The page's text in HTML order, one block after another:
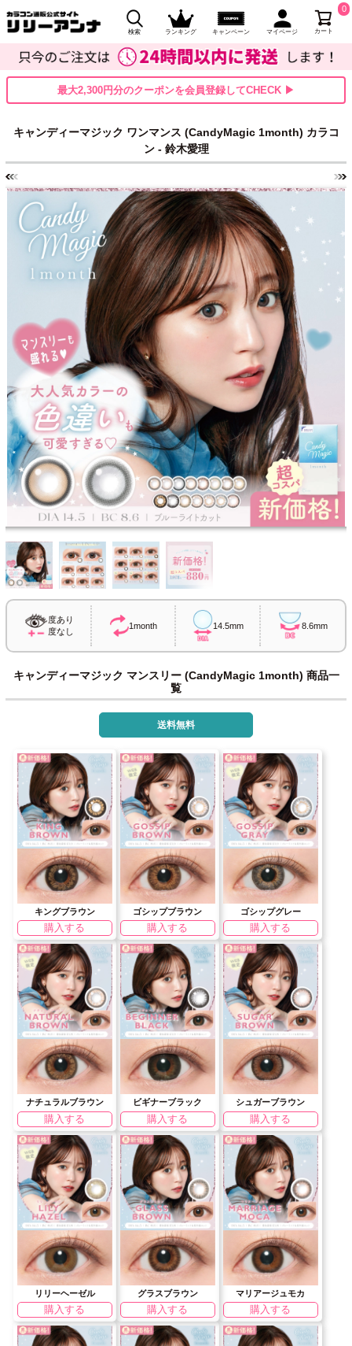
検索 ランキング キャンペーン マイページ カート
0
最大2,300円分のクーポンを会員登録してCHECK ▶
キャンディーマジック ワンマンス (CandyMagic 1month) カラコ
ン - 鈴木愛理
度あり
度なし
1month 14.5mm 8.6mm
キャンディーマジック マンスリー (CandyMagic 1month) 商品一
覧
送料無料
キングブラウン
購入する
ゴシップブラウン
購入する
ゴシップグレー
購入する
ナチュラルブラウン
購入する
ビギナーブラック
購入する
シュガーブラウン
購入する
リリーヘーゼル
購入する
グラスブラウン
購入する
マリアージュモカ
購入する